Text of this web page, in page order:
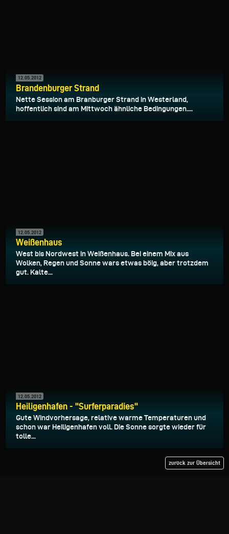
12.05.2012
Brandenburger Strand
Nette Session am Branburger Strand in Westerland,
hoffentlich sind am Mittwoch ähnliche Bedingungen....
12.05.2012
Weißenhaus
West bis Nordwest in Weißenhaus. Bei einem Mix aus
Wolken, Regen und Sonne wars etwas böig, aber trotzdem
gut. Kalte...
12.05.2012
Heiligenhafen - "Surferparadies"
Gute Windvorhersage, relative warme Temperaturen und
schon war Heiligenhafen voll. Die Sonne sorgte wieder für
tolle...
zurück zur Übersicht